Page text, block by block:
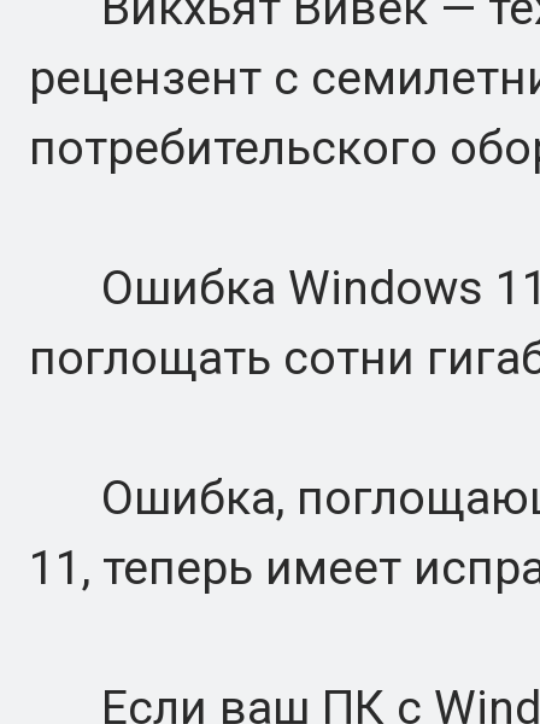
рецензент с
потребительского
Ошибка Windows
поглощать сотни
Ошибка,
11, теперь имеет
Если ваш ПК с